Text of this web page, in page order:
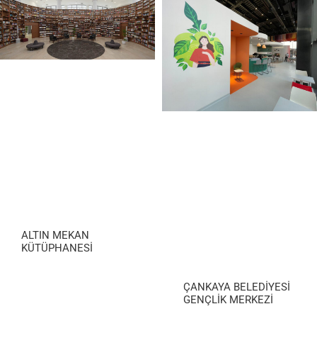
ALTIN MEKAN
KÜTÜPHANESİ
ÇANKAYA BELEDİYESİ
GENÇLİK MERKEZİ